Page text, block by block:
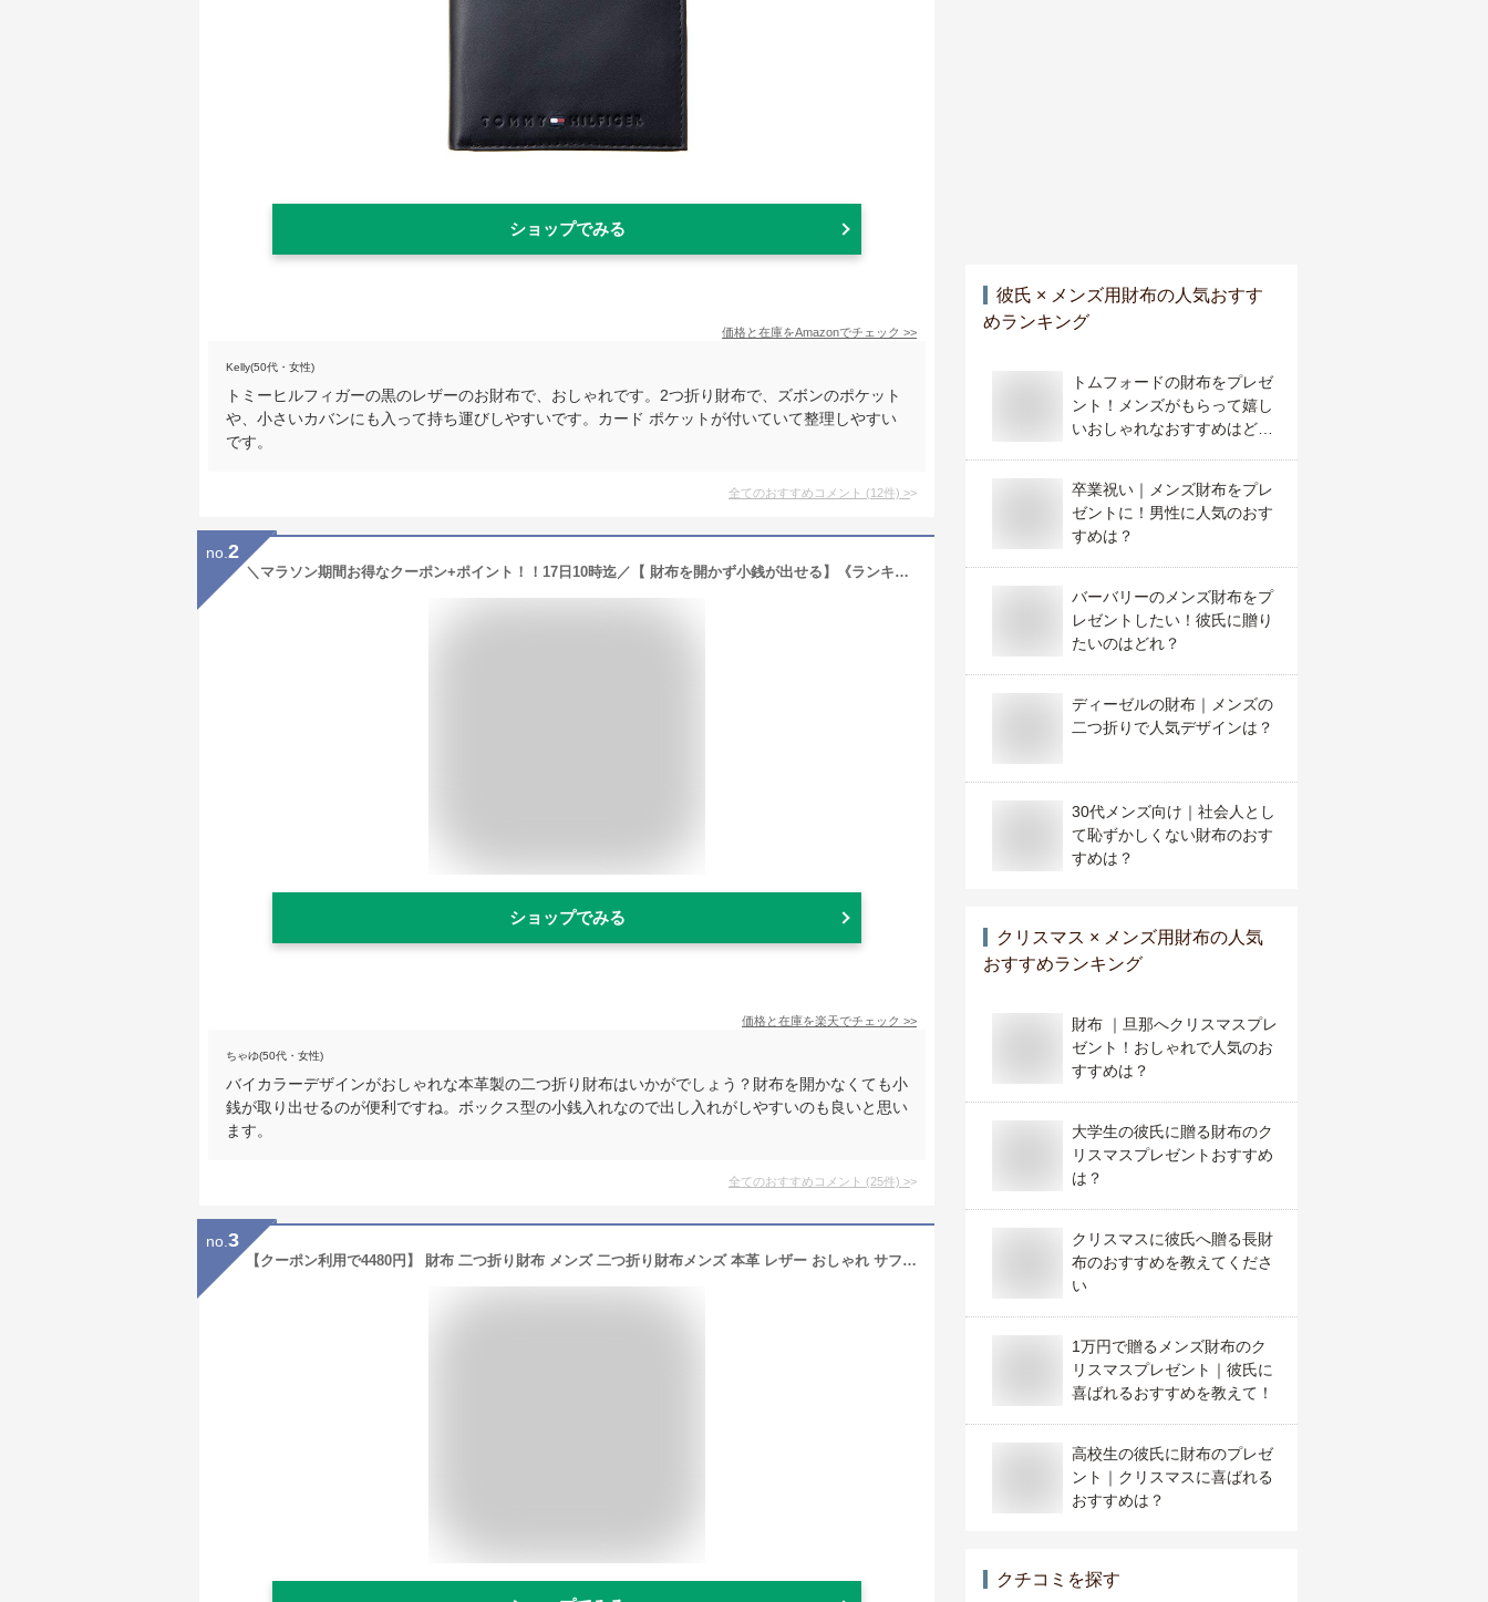
ショップでみる
価格と在庫をAmazonでチェック >>
Kelly(50代・女性)
トミーヒルフィガーの黒のレザーのお財布で、おしゃれです。2つ折り財布で、ズボンのポケット
や、小さいカバンにも入って持ち運びしやすいです。カード ポケットが付いていて整理しやすい
です。
全てのおすすめコメント (12件) >
no. 2
＼マラソン期間お得なクーポン+ポイント！！17日10時迄／【 財布を開かず小銭が出せる】《ランキング1位受賞！》スリム ブライドルレザー 二つ折り財布 メンズ 本革 GRACIA グラシア 大容量 BOX型小銭入れ 二つ折り 財布 プレゼント 人気 新生活 革 サイフ ギフト 送料無料
ショップでみる
価格と在庫を楽天でチェック >>
ちゃゆ(50代・女性)
バイカラーデザインがおしゃれな本革製の二つ折り財布はいかがでしょう？財布を開かなくても小
銭が取り出せるのが便利ですね。ボックス型の小銭入れなので出し入れがしやすいのも良いと思い
ます。
全てのおすすめコメント (25件) >
no. 3
【クーポン利用で4480円】 財布 二つ折り財布 メンズ 二つ折り財布メンズ 本革 レザー おしゃれ サフィアーノレザー かっこいい 二つ折り ビジネス 紳士 中学生 高校生 大学生 10代 20代 30代 男の子 男子 男性 大人 カードがたくさん入る 財布メンズ
彼氏 × メンズ用財布の人気おすす
めランキング
トムフォードの財布をプレゼ
ント！メンズがもらって嬉し
いおしゃれなおすすめはど
卒業祝い｜メンズ財布をプレ
ゼントに！男性に人気のおす
すめは？
バーバリーのメンズ財布をプ
レゼントしたい！彼氏に贈り
たいのはどれ？
ディーゼルの財布｜メンズの
二つ折りで人気デザインは？
30代メンズ向け｜社会人とし
て恥ずかしくない財布のおす
すめは？
クリスマス × メンズ用財布の人気
おすすめランキング
財布 ｜旦那へクリスマスプレ
ゼント！おしゃれで人気のお
すすめは？
大学生の彼氏に贈る財布のク
リスマスプレゼントおすすめ
は？
クリスマスに彼氏へ贈る長財
布のおすすめを教えてくださ
い
1万円で贈るメンズ財布のク
リスマスプレゼント｜彼氏に
喜ばれるおすすめを教えて！
高校生の彼氏に財布のプレゼ
ント｜クリスマスに喜ばれる
おすすめは？
クチコミを探す